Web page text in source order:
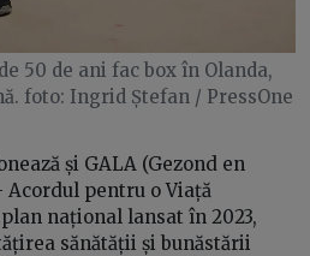
50 de ani fac box în Olanda,
foto: Ingrid Ștefan / PressOne
și GALA (Gezond en
pentru o Viață
național lansat în 2023,
sănătății și bunăstării